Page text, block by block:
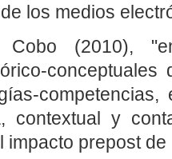
los medios
Cobo (2010),
contextual y
impacto prepost